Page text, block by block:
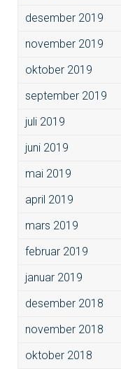
desember 2019
november 2019
oktober 2019
september 2019
juli 2019
juni 2019
mai 2019
april 2019
mars 2019
februar 2019
januar 2019
desember 2018
november 2018
oktober 2018